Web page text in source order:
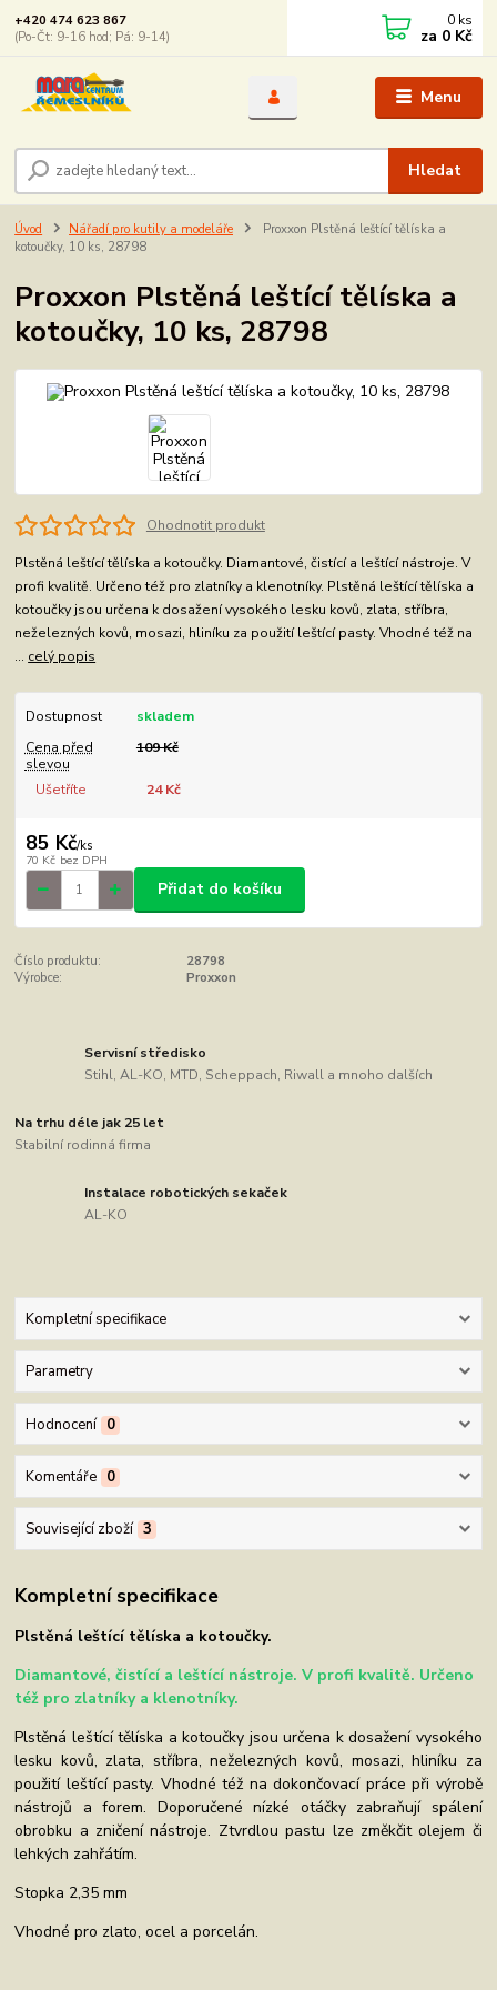
Menu
Hledat
+420 474 623 867
(Po-Čt: 9-16 hod; Pá: 9-14)
0 ks
za 0 Kč
Úvod Nářadí pro kutily a modeláře
Proxxon Plstěná leštící tělíska a
kotoučky, 10 ks, 28798
Proxxon Plstěná leštící tělíska a
kotoučky, 10 ks, 28798
Ohodnotit produkt
Plstěná leštící tělíska a kotoučky. Diamantové, čistící a leštící nástroje. V
profi kvalitě. Určeno též pro zlatníky a klenotníky. Plstěná leštící tělíska a
kotoučky jsou určena k dosažení vysokého lesku kovů, zlata, stříbra,
neželezných kovů, mosazi, hliníku za použití leštící pasty. Vhodné též na
... celý popis
Dostupnost
skladem
Cena před
slevou
109 Kč
Ušetříte 24 Kč
85 Kč/ks
70 Kč bez DPH
Přidat do košíku
Číslo produktu:
28798
Výrobce:
Proxxon
Servisní středisko
Stihl, AL-KO, MTD, Scheppach, Riwall a mnoho dalších
Na trhu déle jak 25 let
Stabilní rodinná firma
Instalace robotických sekaček
AL-KO
Kompletní specifikace
Parametry
Hodnocení 0
Komentáře 0
Související zboží 3
Kompletní specifikace
Plstěná leštící tělíska a kotoučky.
Diamantové, čistící a leštící nástroje. V profi kvalitě. Určeno
též pro zlatníky a klenotníky.
Plstěná leštící tělíska a kotoučky jsou určena k dosažení vysokého
lesku kovů, zlata, stříbra, neželezných kovů, mosazi, hliníku za
použití leštící pasty. Vhodné též na dokončovací práce při výrobě
nástrojů a forem. Doporučené nízké otáčky zabraňují spálení
obrobku a zničení nástroje. Ztvrdlou pastu lze změkčit olejem či
lehkých zahřátím.
Stopka 2,35 mm
Vhodné pro zlato, ocel a porcelán.